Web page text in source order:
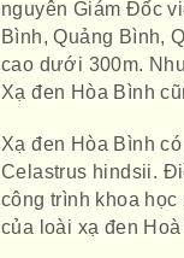
nguyên Giám Đốc
Bình, Quảng Bình,
cao dưới 300m.
Xạ đen Hòa Bình
Xạ đen Hòa Bình
Celastrus hindsii.
công trình khoa
của loài xạ đen